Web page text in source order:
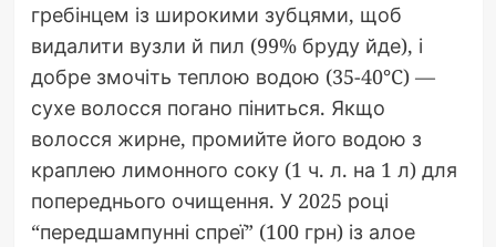
гребінцем із широкими зубцями, щоб
видалити вузли й пил (99% бруду йде), і
добре змочіть теплою водою (35-40°C) —
сухе волосся погано піниться. Якщо
волосся жирне, промийте його водою з
краплею лимонного соку (1 ч. л. на 1 л) для
попереднього очищення. У 2025 році
“передшампунні спреї” (100 грн) із алое